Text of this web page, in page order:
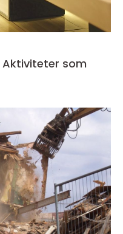
Aktiviteter som